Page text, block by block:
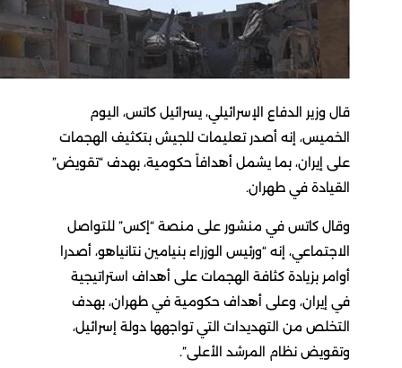
قال وزير الدفاع الإسرائيلي، يسرائيل كاتس، اليوم
الخميس، إنه أصدر تعليمات للجيش بتكثيف الهجمات
على إيران، بما يشمل أهدافاً حكومية، بهدف “تقويض”
القيادة في طهران.
وقال كاتس في منشور على منصة “إكس” للتواصل
الاجتماعي، إنه “ورئيس الوزراء بنيامين نتانياهو، أصدرا
أوامر بزيادة كثافة الهجمات على أهداف استراتيجية
في إيران، وعلى أهداف حكومية في طهران، بهدف
التخلص من التهديدات التي تواجهها دولة إسرائيل،
وتقويض نظام المرشد الأعلى”.